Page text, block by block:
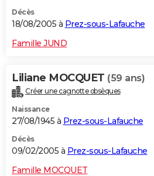
Décès
18/08/2005 à Prez-sous-Lafauche
Famille JUND
Liliane MOCQUET (59 ans)
Créer une cagnotte obsèques
Naissance
27/08/1945 à Prez-sous-Lafauche
Décès
09/02/2005 à Prez-sous-Lafauche
Famille MOCQUET